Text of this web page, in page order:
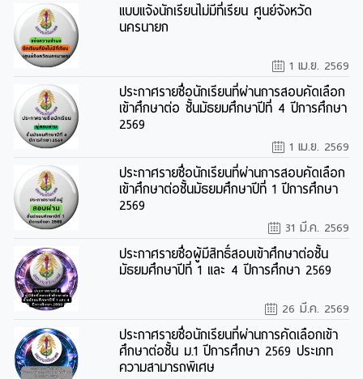
แบบแจ้งนักเรียนไม่มีที่เรียน ศูนย์จังหวัด
นครนายก
1 เม.ย. 2569
ประกาศรายชื่อนักเรียนที่ผ่านการสอบคัดเลือก
เข้าศึกษาต่อ ชั้นมัธยมศึกษาปีที่ 4 ปีการศึกษา
2569
1 เม.ย. 2569
ประกาศรายชื่อนักเรียนที่ผ่านการสอบคัดเลือก
เข้าศึกษาต่อชั้นมัธยมศึกษาปีที่ 1 ปีการศึกษา
2569
31 มี.ค. 2569
ประกาศรายชื่อผู้มีสิทธิ์สอบเข้าศึกษาต่อชั้น
มัธยมศึกษาปีที่ 1 และ 4 ปีการศึกษา 2569
26 มี.ค. 2569
ประกาศรายชื่อนักเรียนที่ผ่านการคัดเลือกเข้า
ศึกษาต่อชั้น ม.1 ปีการศึกษา 2569 ​ประเภท
ความสามารถพิเศษ